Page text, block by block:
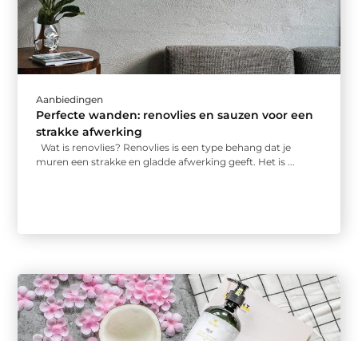
Aanbiedingen
Perfecte wanden: renovlies en sauzen voor een
strakke afwerking
Wat is renovlies? Renovlies is een type behang dat je
muren een strakke en gladde afwerking geeft. Het is ...